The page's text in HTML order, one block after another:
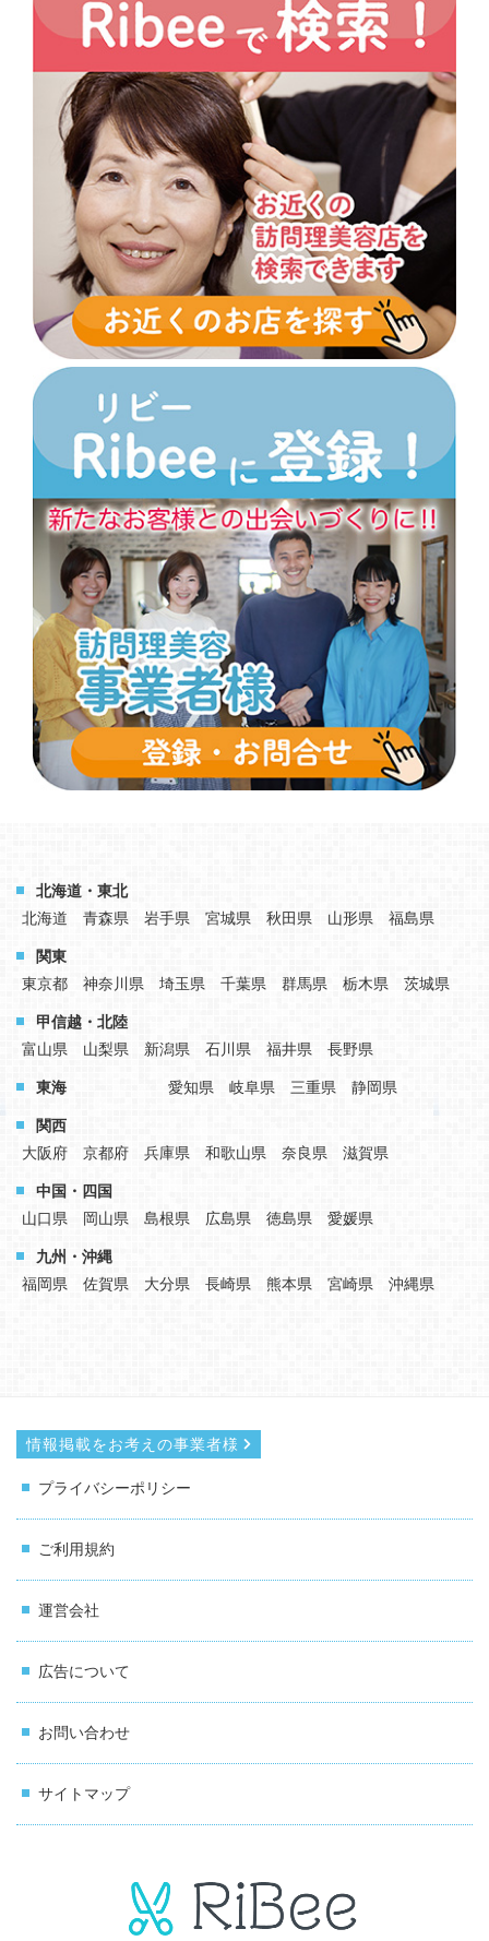
北海道・東北
北海道
青森県 岩手県 宮城県 秋田県 山形県 福島県
関東
東京都
神奈川県 埼玉県 千葉県 群馬県 栃木県 茨城県
甲信越・北陸
富山県
山梨県 新潟県 石川県 福井県 長野県
東海 愛知県 岐阜県 三重県 静岡県
関西
大阪府
京都府 兵庫県 和歌山県 奈良県 滋賀県
中国・四国
山口県
岡山県 島根県 広島県 徳島県 愛媛県
九州・沖縄
福岡県
佐賀県 大分県 長崎県 熊本県 宮崎県 沖縄県
情報掲載をお考えの事業者様
プライバシーポリシー
ご利用規約
運営会社
広告について
お問い合わせ
サイトマップ